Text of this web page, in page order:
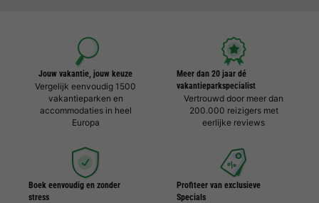
Jouw vakantie, jouw keuze
Vergelijk eenvoudig 1500
vakantieparken en
accommodaties in heel
Europa
Meer dan 20 jaar dé
vakantieparkspecialist
Vertrouwd door meer dan
200.000 reizigers met
eerlijke reviews
Boek eenvoudig en zonder
stress
Profiteer van exclusieve
Specials